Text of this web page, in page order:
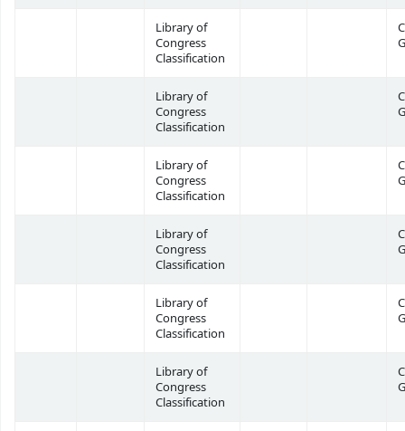
Library of
Congress
Classification
Library of
Congress
Classification
Library of
Congress
Classification
Library of
Congress
Classification
Library of
Congress
Classification
Library of
Congress
Classification